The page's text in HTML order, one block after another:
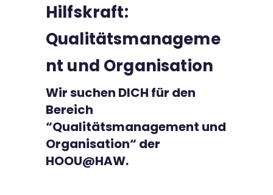
Hilfskraft:
Qualitätsmanageme
nt und Organisation
Wir suchen DICH für den
Bereich
“Qualitätsmanagement und
Organisation“ der
HOOU@HAW.